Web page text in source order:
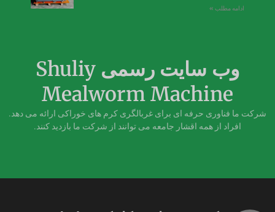
ادامه مطلب »
وب سایت رسمی Shuliy
Mealworm Machine
شرکت ما فناوری حرفه ای برای غربالگری کرم های خوراکی ارائه می دهد.
افراد از همه اقشار جامعه می توانند از شرکت ما بازدید کنند.